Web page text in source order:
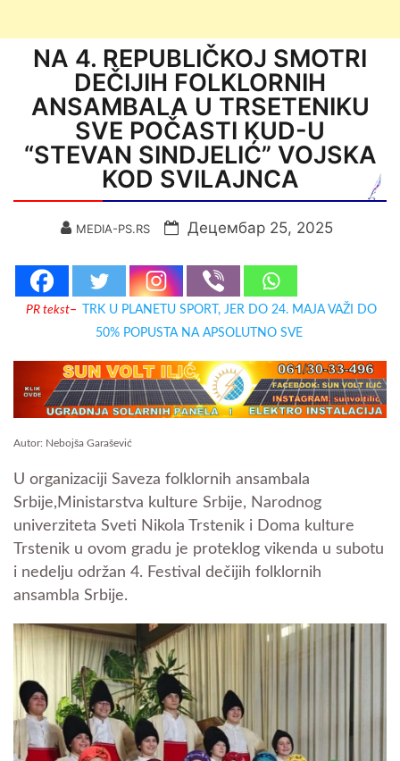
NA 4. REPUBLIČKOJ SMOTRI
DEČIJIH FOLKLORNIH
ANSAMBALA U TRSETENIKU
SVE POČASTI KUD-U
“STEVAN SINDJELIĆ” VOJSKA
KOD SVILAJNCA
MEDIA-PS.RS Децембар 25, 2025
PR tekst–
TRK U PLANETU SPORT, JER DO 24. MAJA VAŽI DO
50% POPUSTA NA APSOLUTNO SVE
Autor: Nebojša Garašević
U organizaciji Saveza folklornih ansambala
Srbije,Ministarstva kulture Srbije, Narodnog
univerziteta Sveti Nikola Trstenik i Doma kulture
Trstenik u ovom gradu je proteklog vikenda u subotu
i nedelju održan 4. Festival dečijih folklornih
ansambla Srbije.